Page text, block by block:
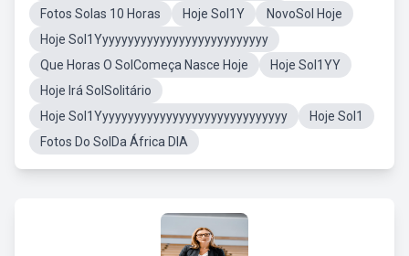
Fotos Solas 10 Horas
Hoje Sol1Y
NovoSol Hoje
Hoje Sol1Yyyyyyyyyyyyyyyyyyyyyyyyyyy
Que Horas O SolComeça Nasce Hoje
Hoje Sol1YY
Hoje Irá SolSolitário
Hoje Sol1Yyyyyyyyyyyyyyyyyyyyyyyyyyyyyy
Hoje Sol1
Fotos Do SolDa África DIA